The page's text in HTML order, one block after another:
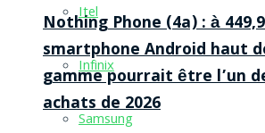
Itel
Infinix
Samsung
Nothing Phone (4a) : à
smartphone Android haut
gamme pourrait être l’un
achats de 2026